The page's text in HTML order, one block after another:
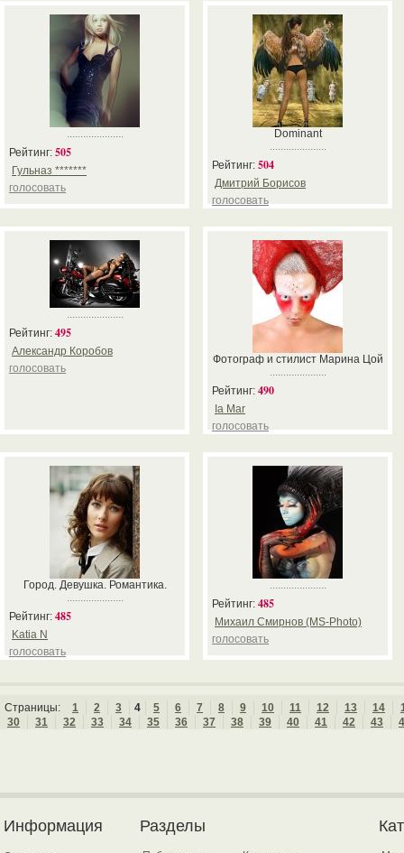
.....................
Рейтинг: 505
Гульназ *******
голосовать
Dominant
.....................
Рейтинг: 504
Дмитрий Борисов
голосовать
.....................
Рейтинг: 495
Александр Коробов
голосовать
Фотограф и стилист Марина Цой
.....................
Рейтинг: 490
Ia Mar
голосовать
Город. Девушка. Романтика.
.....................
Рейтинг: 485
Katia N
голосовать
.....................
Рейтинг: 485
Михаил Смирнов (MS-Photo)
голосовать
Страницы: 1 2 3 4 5 6 7 8 9 10 11 12 13 14
30
31 32 33 34 35 36 37 38 39 40 41 42 43
Информация Разделы